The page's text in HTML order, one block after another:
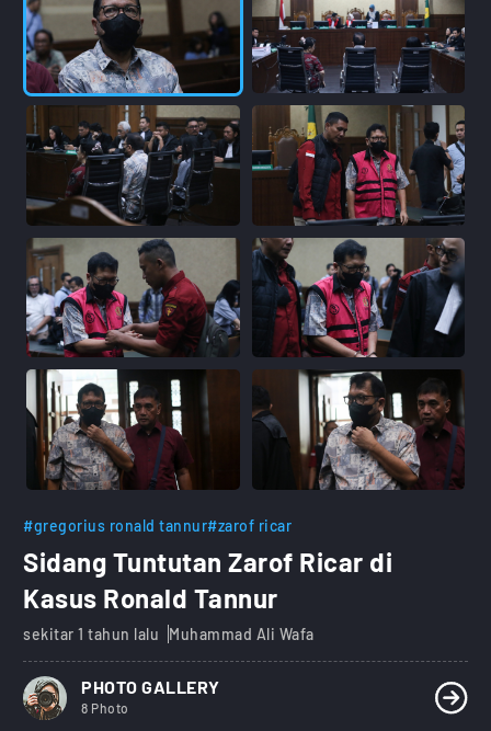
#gregorius ronald tannur#zarof ricar
Sidang Tuntutan Zarof Ricar di
Kasus Ronald Tannur
sekitar 1 tahun lalu Muhammad Ali Wafa
PHOTO GALLERY
8 Photo